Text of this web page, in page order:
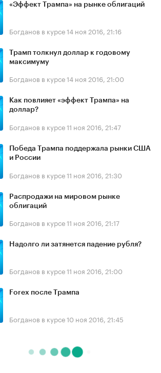
«Эффект Трампа» на рынке облигаций
Богданов в курсе14 ноя 2016, 21:16
Трамп толкнул доллар к годовому
максимуму
Богданов в курсе14 ноя 2016, 21:00
Как повлияет «эффект Трампа» на
доллар?
Богданов в курсе11 ноя 2016, 21:47
Победа Трампа поддержала рынки США
и России
Богданов в курсе11 ноя 2016, 21:30
Распродажи на мировом рынке
облигаций
Богданов в курсе11 ноя 2016, 21:17
Надолго ли затянется падение рубля?
Богданов в курсе11 ноя 2016, 21:00
Forex после Трампа
Богданов в курсе10 ноя 2016, 21:45